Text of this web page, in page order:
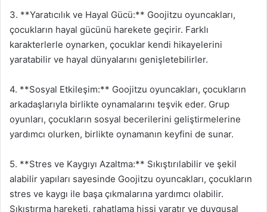
3. **Yaratıcılık ve Hayal Gücü:** Goojitzu oyuncakları,
çocukların hayal gücünü harekete geçirir. Farklı
karakterlerle oynarken, çocuklar kendi hikayelerini
yaratabilir ve hayal dünyalarını genişletebilirler.
4. **Sosyal Etkileşim:** Goojitzu oyuncakları, çocukların
arkadaşlarıyla birlikte oynamalarını teşvik eder. Grup
oyunları, çocukların sosyal becerilerini geliştirmelerine
yardımcı olurken, birlikte oynamanın keyfini de sunar.
5. **Stres ve Kaygıyı Azaltma:** Sıkıştırılabilir ve şekil
alabilir yapıları sayesinde Goojitzu oyuncakları, çocukların
stres ve kaygı ile başa çıkmalarına yardımcı olabilir.
Sıkıştırma hareketi, rahatlama hissi yaratır ve duygusal